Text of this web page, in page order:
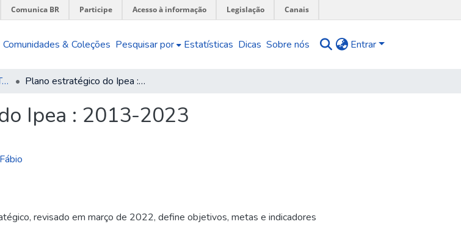
Comunica BR Participe Acesso à informação Legislação Canais
Comunidades & Coleções Pesquisar por Estatísticas Dicas Sobre nós Entrar
Relatórios de Atividade / Técnicos Plano estratégico do Ipea : 2013-2023
Ipea : 2013-2023
revisado em março de 2022, define objetivos, metas e indicadores